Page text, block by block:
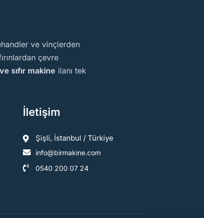
ve vinçlerden
çevre
sıfır makine ilanı tek
İletişim
Şişli, İstanbul / Türkiye
info@birmakine.com
0540 200 07 24